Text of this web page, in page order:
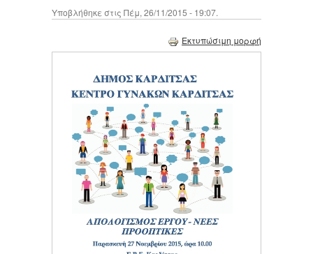
Υποβλήθηκε στις Πέμ, 26/11/2015 - 19:07.
Εκτυπώσιμη μορφή